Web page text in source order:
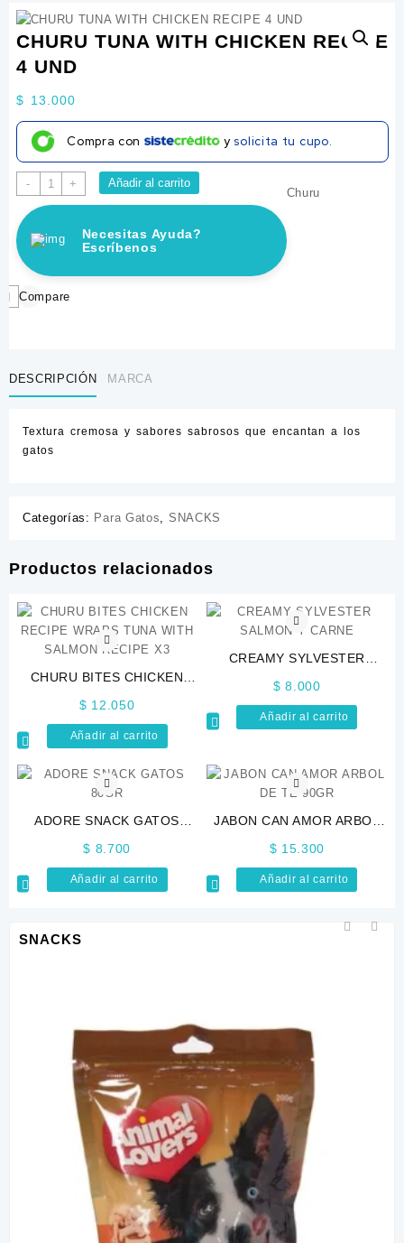
SNACKS
CHURU TUNA WITH CHICKEN RECIPE
4 UND
$ 13.000
Compra con y solicita tu cupo.
-
CHURU
TUNA
CHICKEN
4
UND
+ Añadir al carrito
Necesitas Ayuda?
Escríbenos
Compare
Churu
DESCRIPCIÓN MARCA
Textura cremosa y sabores sabrosos que encantan a los
gatos
Categorías: Para Gatos, SNACKS
Productos relacionados
CHURU BITES CHICKEN
SALMON RECIPE X3
$ 12.050
Añadir al carrito
CREAMY SYLVESTER
$ 8.000
Añadir al carrito
ADORE SNACK GATOS
$ 8.700
Añadir al carrito
JABON CAN AMOR ARBOL
DE TÉ 90GR
$ 15.300
Añadir al carrito